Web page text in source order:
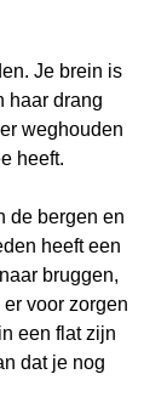
Je brein is
haar drang
weghouden
heeft.
de bergen en
heeft een
bruggen,
voor zorgen
een flat zijn
dat je nog